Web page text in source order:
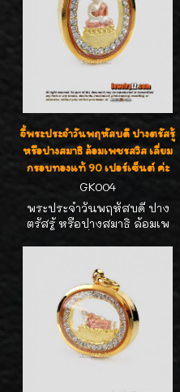
จี้พระประจำวันพฤหัสบดี ปางตรัสรู้
หรือปางสมาธิ ล้อมเพชรสวิส เลี่ยม
กรอบทองแท้ 90 เปอร์เซ็นต์ ค่ะ
GK004
พระประจำวันพฤหัสบดี ปาง
ตรัสรู้ หรือปางสมาธิ ล้อมเพ
สูง2.5 ซม. ห้อยกับสร้อยขนาด
2 สลึง- 1บาท ได้สวยๆ เหมาะ
เป็นของขวัญของฝาก น่ารักดี
ค่ะ